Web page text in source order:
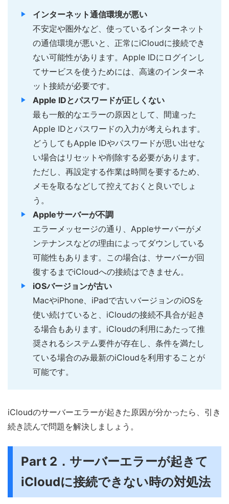
インターネット通信環境が悪い
不安定や圏外など、使っているインターネット
の通信環境が悪いと、正常にiCloudに接続でき
ない可能性があります。Apple IDにログインし
てサービスを使うためには、高速のインターネ
ット接続が必要です。
Apple IDとパスワードが正しくない
最も一般的なエラーの原因として、間違った
Apple IDとパスワードの入力が考えられます。
どうしてもApple IDやパスワードが思い出せな
い場合はリセットや削除する必要があります。
ただし、再設定する作業は時間を要するため、
メモを取るなどして控えておくと良いでしょ
う。
Appleサーバーが不調
エラーメッセージの通り、Appleサーバーがメ
ンテナンスなどの理由によってダウンしている
可能性もあります。この場合は、サーバーが回
復するまでiCloudへの接続はできません。
iOSバージョンが古い
MacやiPhone、iPadで古いバージョンのiOSを
使い続けていると、iCloudの接続不具合が起き
る場合もあります。iCloudの利用にあたって推
奨されるシステム要件が存在し、条件を満たし
ている場合のみ最新のiCloudを利用することが
可能です。
iCloudのサーバーエラーが起きた原因が分かったら、引き
続き読んで問題を解決しましょう。
Part 2．サーバーエラーが起きて
iCloudに接続できない時の対処法